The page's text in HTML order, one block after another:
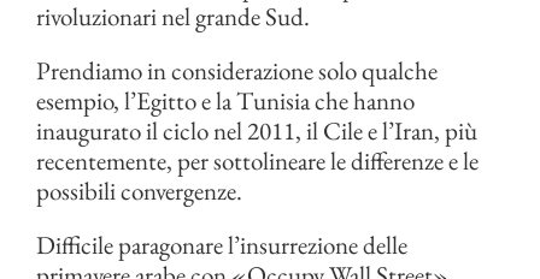
rivoluzionari nel grande Sud.
Prendiamo in considerazione solo qualche
esempio, l’Egitto e la Tunisia che hanno
inaugurato il ciclo nel 2011, il Cile e l’Iran, più
recentemente, per sottolineare le differenze e le
possibili convergenze.
Difficile paragonare l’insurrezione delle